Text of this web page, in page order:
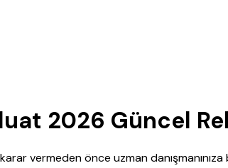
2026 Güncel
vermeden önce uzman